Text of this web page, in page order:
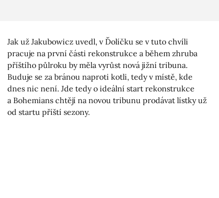
Jak už Jakubowicz uvedl, v Ďolíčku se v tuto chvíli
pracuje na první části rekonstrukce a během zhruba
příštího půlroku by měla vyrůst nová jižní tribuna.
Buduje se za bránou naproti kotli, tedy v místě, kde
dnes nic není. Jde tedy o ideální start rekonstrukce
a Bohemians chtějí na novou tribunu prodávat lístky už
od startu příští sezony.